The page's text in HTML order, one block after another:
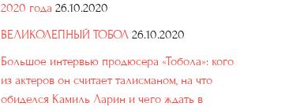
2020 года 26.10.2020
ВЕЛИКОЛЕПНЫЙ ТОБОЛ 26.10.2020
Большое интервью продюсера «Тобола»: кого
из актеров он считает талисманом, на что
обиделся Камиль Ларин и чего ждать в